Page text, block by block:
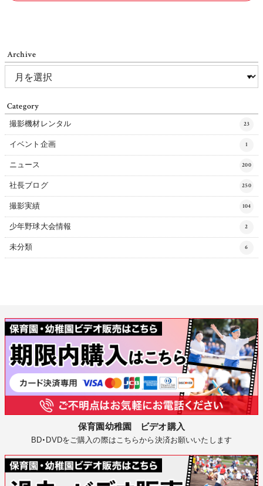
Archive
Category
撮影機材レンタル 23
イベント企画 1
ニュース 200
社長ブログ 250
撮影実績 104
少年野球大会情報 2
未分類 6
保育園幼稚園 ビデオ購入
BD・DVDをご購入の際はこちらから決済お願いいたします